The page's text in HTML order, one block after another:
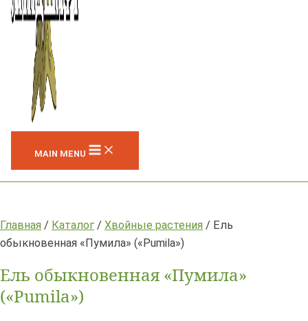
MAIN MENU
Главная / Каталог/ Хвойные растения / Ель
обыкновенная «Пумила» («Pumila»)
Ель обыкновенная «Пумила»
(«Pumila»)